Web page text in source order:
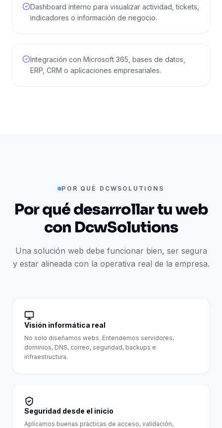
Dashboard interno para visualizar actividad, tickets,
indicadores o información de negocio.
Integración con Microsoft 365, bases de datos,
ERP, CRM o aplicaciones empresariales.
POR QUÉ DCWSOLUTIONS
Por qué desarrollar tu web
con DcwSolutions
Una solución web debe funcionar bien, ser segura
y estar alineada con la operativa real de la empresa.
Visión informática real
No solo diseñamos webs. Entendemos servidores,
dominios, DNS, correo, seguridad, backups e
infraestructura.
Seguridad desde el inicio
Aplicamos buenas prácticas de acceso, validación,